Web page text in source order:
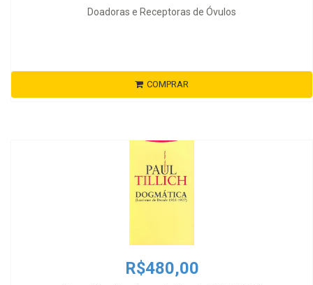
Doadoras e Receptoras de Óvulos
COMPRAR
R$480,00